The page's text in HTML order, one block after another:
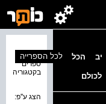
יב הכל
לכולם
ספרים
בקטגוריה
לכל הספרייה
הצג ע''פ: